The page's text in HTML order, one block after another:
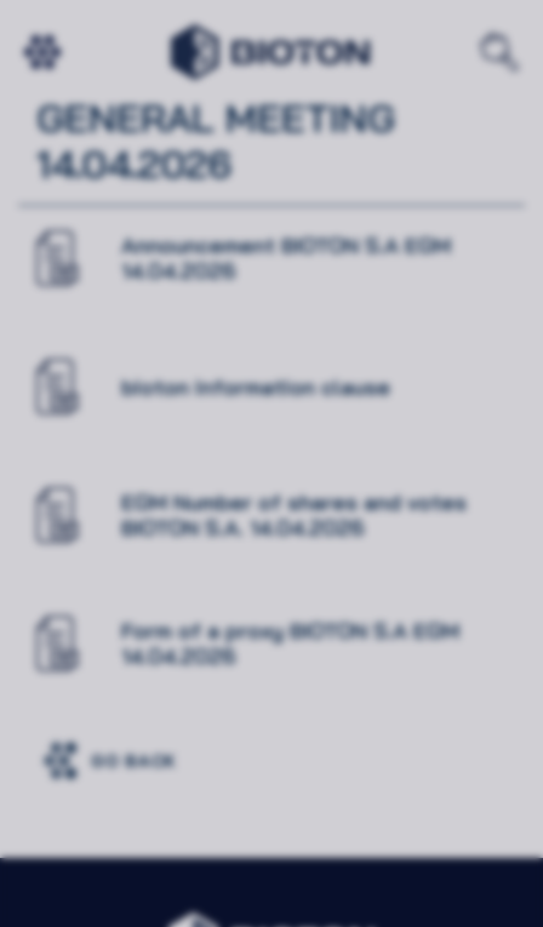
EXTRAORDINARY
GENERAL MEETING
14.04.2026
Announcement BIOTON S.A EGM
14.04.2026
bioton information clause
EGM Number of shares and votes
BIOTON S.A. 14.04.2026
Form of a proxy BIOTON S.A EGM
14.04.2026
GO BACK